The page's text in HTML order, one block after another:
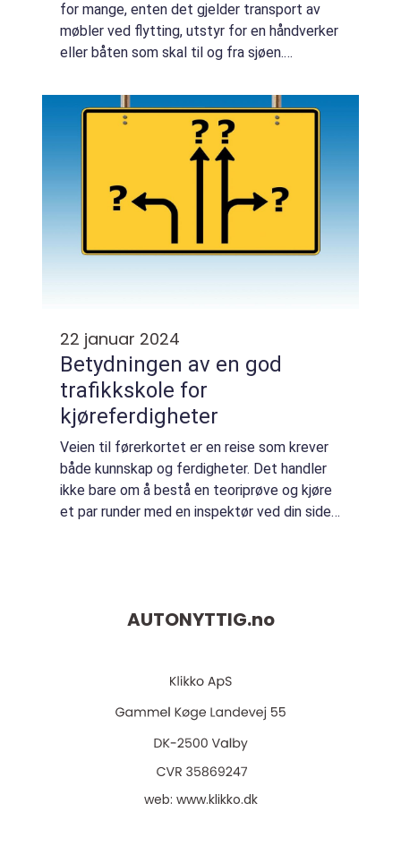
for mange, enten det gjelder transport av
møbler ved flytting, utstyr for en håndverker
eller båten som skal til og fra sjøen.
kommer i u...
22 januar 2024
Betydningen av en god
trafikkskole for
kjøreferdigheter
Veien til førerkortet er en reise som krever
både kunnskap og ferdigheter. Det handler
ikke bare om å bestå en teoriprøve og kjøre
et par runder med en inspektør ved din side.
AUTONYTTIG.no
web: www.klikko.dk